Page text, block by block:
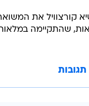
2023, השיא קורצוויל
שהתקיימה